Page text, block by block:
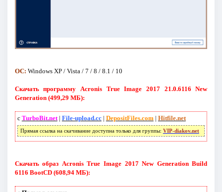
ОС: Windows XP / Vista / 7 / 8 / 8.1 / 10
Скачать программу Acronis True Image 2017 21.0.6116 New
Generation (499,29 МБ):
с TurboBit.net| File-upload.cc| DepositFiles.com | Hitfile.net
Прямая ссылка на скачивание доступна только для группы: VIP-diakov.net
Скачать образ Acronis True Image 2017 New Generation Build
6116 BootCD (608,94 МБ):